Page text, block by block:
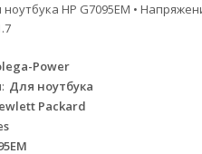
HP G7095EM •
Power
Для ноутбука
Packard